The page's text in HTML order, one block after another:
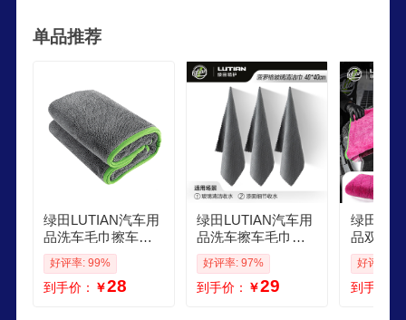
单品推荐
绿田LUTIAN汽车用
品洗车毛巾擦车单
层小辫子收水巾细
节漆面玻璃吸水车
用家用 收水巾5060
好评率: 99%
到手价： ￥28
绿田LUTIAN汽车用
品洗车擦车毛巾玻
璃清洁吸水收水车
用家用菠萝格 玻璃
清洁巾3条装
好评率: 97%
到手价： ￥29
绿田
品双面
收水毛
车强力
层玫红
好评率:
到手价：